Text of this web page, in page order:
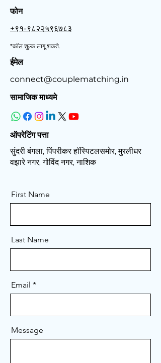
फोन
+९१-९८२२५९६७८३
*कॉल शुल्क लागू शकते.
ईमेल
connect@couplematching.in
सामाजिक माध्यमे
ऑपरेटिंग पत्ता
सुंदरी बंगला, पिंपरीकर हॉस्पिटलसमोर, मुरलीधर
वझारे नगर, गोविंद नगर, नाशिक
First Name
Last Name
Email
Message